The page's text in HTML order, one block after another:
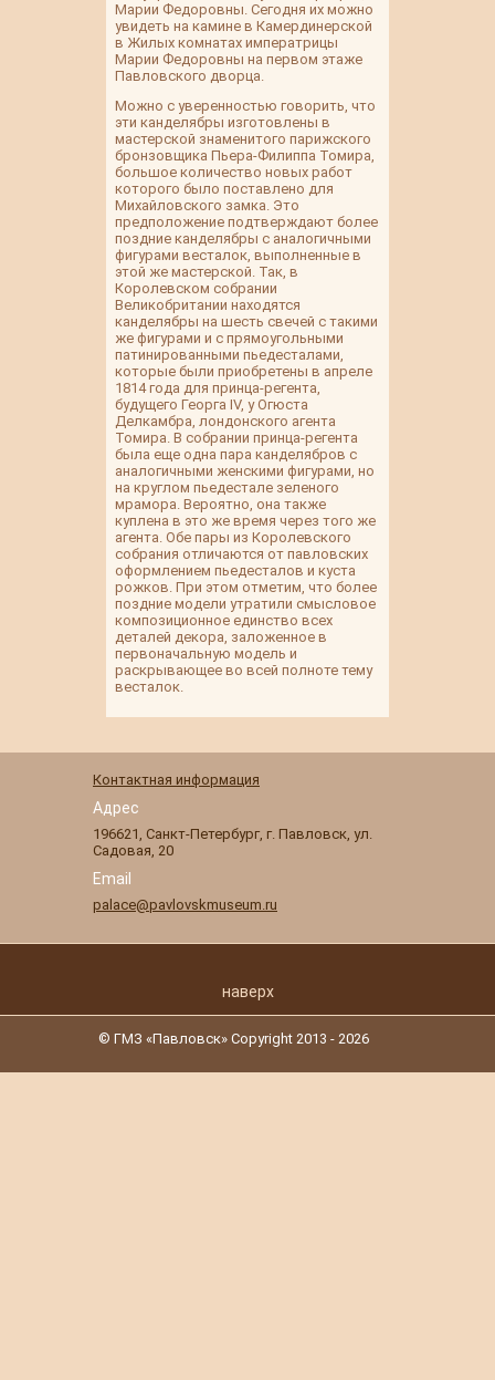
Марии Федоровны. Сегодня их можно
увидеть на камине в Камердинерской
в Жилых комнатах императрицы
Марии Федоровны на первом этаже
Павловского дворца.
Можно с уверенностью говорить, что
эти канделябры изготовлены в
мастерской знаменитого парижского
бронзовщика Пьера-Филиппа Томира,
большое количество новых работ
которого было поставлено для
Михайловского замка. Это
предположение подтверждают более
поздние канделябры с аналогичными
фигурами весталок, выполненные в
этой же мастерской. Так, в
Королевском собрании
Великобритании находятся
канделябры на шесть свечей с такими
же фигурами и с прямоугольными
патинированными пьедесталами,
которые были приобретены в апреле
1814 года для принца-регента,
будущего Георга IV, у Огюста
Делкамбра, лондонского агента
Томира. В собрании принца-регента
была еще одна пара канделябров с
аналогичными женскими фигурами, но
на круглом пьедестале зеленого
мрамора. Вероятно, она также
куплена в это же время через того же
агента. Обе пары из Королевского
собрания отличаются от павловских
оформлением пьедесталов и куста
рожков. При этом отметим, что более
поздние модели утратили смысловое
композиционное единство всех
деталей декора, заложенное в
первоначальную модель и
раскрывающее во всей полноте тему
весталок.
Контактная информация
Адрес
196621 Санкт-Петербург г. Павловск ул.
Садовая, 20
Email
palace@pavlovskmuseum.ru
наверх
© ГМЗ «Павловск» Copyright 2013 - 2026